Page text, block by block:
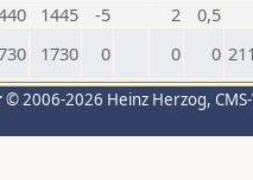
1445 -5 2
0,5
1730 0 0 0
© 2006-2026 Heinz Herzog,